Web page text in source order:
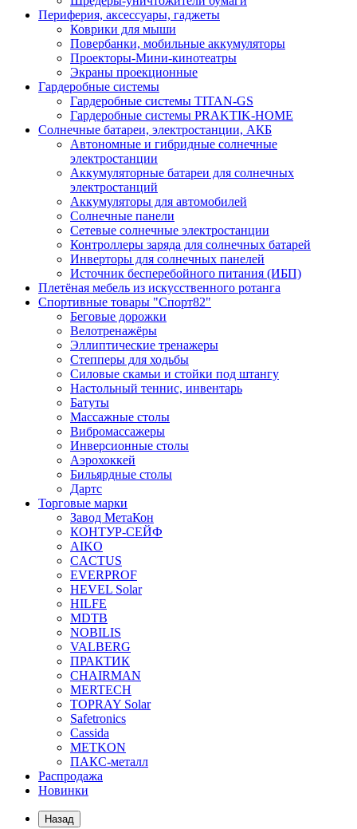
Периферия, аксессуары, гаджеты
Коврики для мыши
Повербанки, мобильные аккумуляторы
Проекторы-Мини-кинотеатры
Экраны проекционные
Гардеробные системы
Гардеробные системы TITAN-GS
Гардеробные системы PRAKTIK-HOME
Солнечные батареи, электростанции, АКБ
Автономные и гибридные солнечные
электростанции
Аккумуляторные батареи для солнечных
электростанций
Аккумуляторы для автомобилей
Солнечные панели
Сетевые солнечные электростанции
Контроллеры заряда для солнечных батарей
Инверторы для солнечных панелей
Источник бесперебойного питания (ИБП)
Плетёная мебель из искусственного ротанга
Спортивные товары "Спорт82"
Беговые дорожки
Велотренажёры
Эллиптические тренажеры
Степперы для ходьбы
Силовые скамьи и стойки под штангу
Настольный теннис, инвентарь
Батуты
Массажные столы
Вибромассажеры
Инверсионные столы
Аэрохоккей
Бильярдные столы
Дартс
Торговые марки
Завод МетаКон
КОНТУР-СЕЙФ
AIKO
CACTUS
EVERPROF
HEVEL Solar
HILFE
MDTB
NOBILIS
VALBERG
ПРАКТИК
CHAIRMAN
MERTECH
TOPRAY Solar
Safetronics
Cassida
METKON
ПАКС-металл
Распродажа
Новинки
Назад